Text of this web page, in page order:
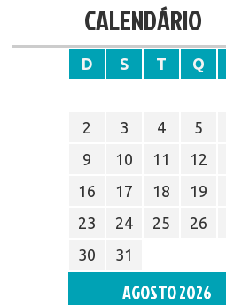
CALENDÁRIO
D S T Q
2
3 4 5
9
10 11 12
16
17 18 19
23
24 25 26
30
31
AGOSTO 2026